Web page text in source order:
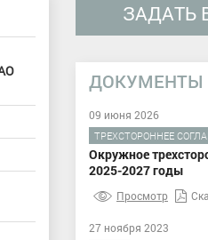
ЗАДАТЬ
ДОКУМЕНТЫ
09 июня 2026
ТРЕХСТОРОННЕЕ
Окружное
2025-2027 годы
Просмотр
27 ноября 2023